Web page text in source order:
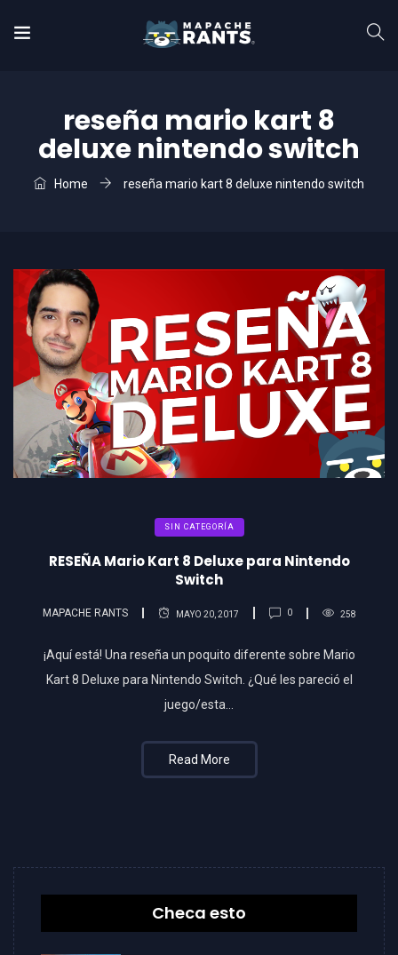
reseña mario kart 8
deluxe nintendo switch
Home reseña mario kart 8 deluxe nintendo switch
SIN CATEGORÍA
RESEÑA Mario Kart 8 Deluxe para Nintendo
Switch
MAPACHE RANTS MAYO 20, 2017 0 258
¡Aquí está! Una reseña un poquito diferente sobre Mario
Kart 8 Deluxe para Nintendo Switch. ¿Qué les pareció el
juego/esta…
Read More
Checa esto